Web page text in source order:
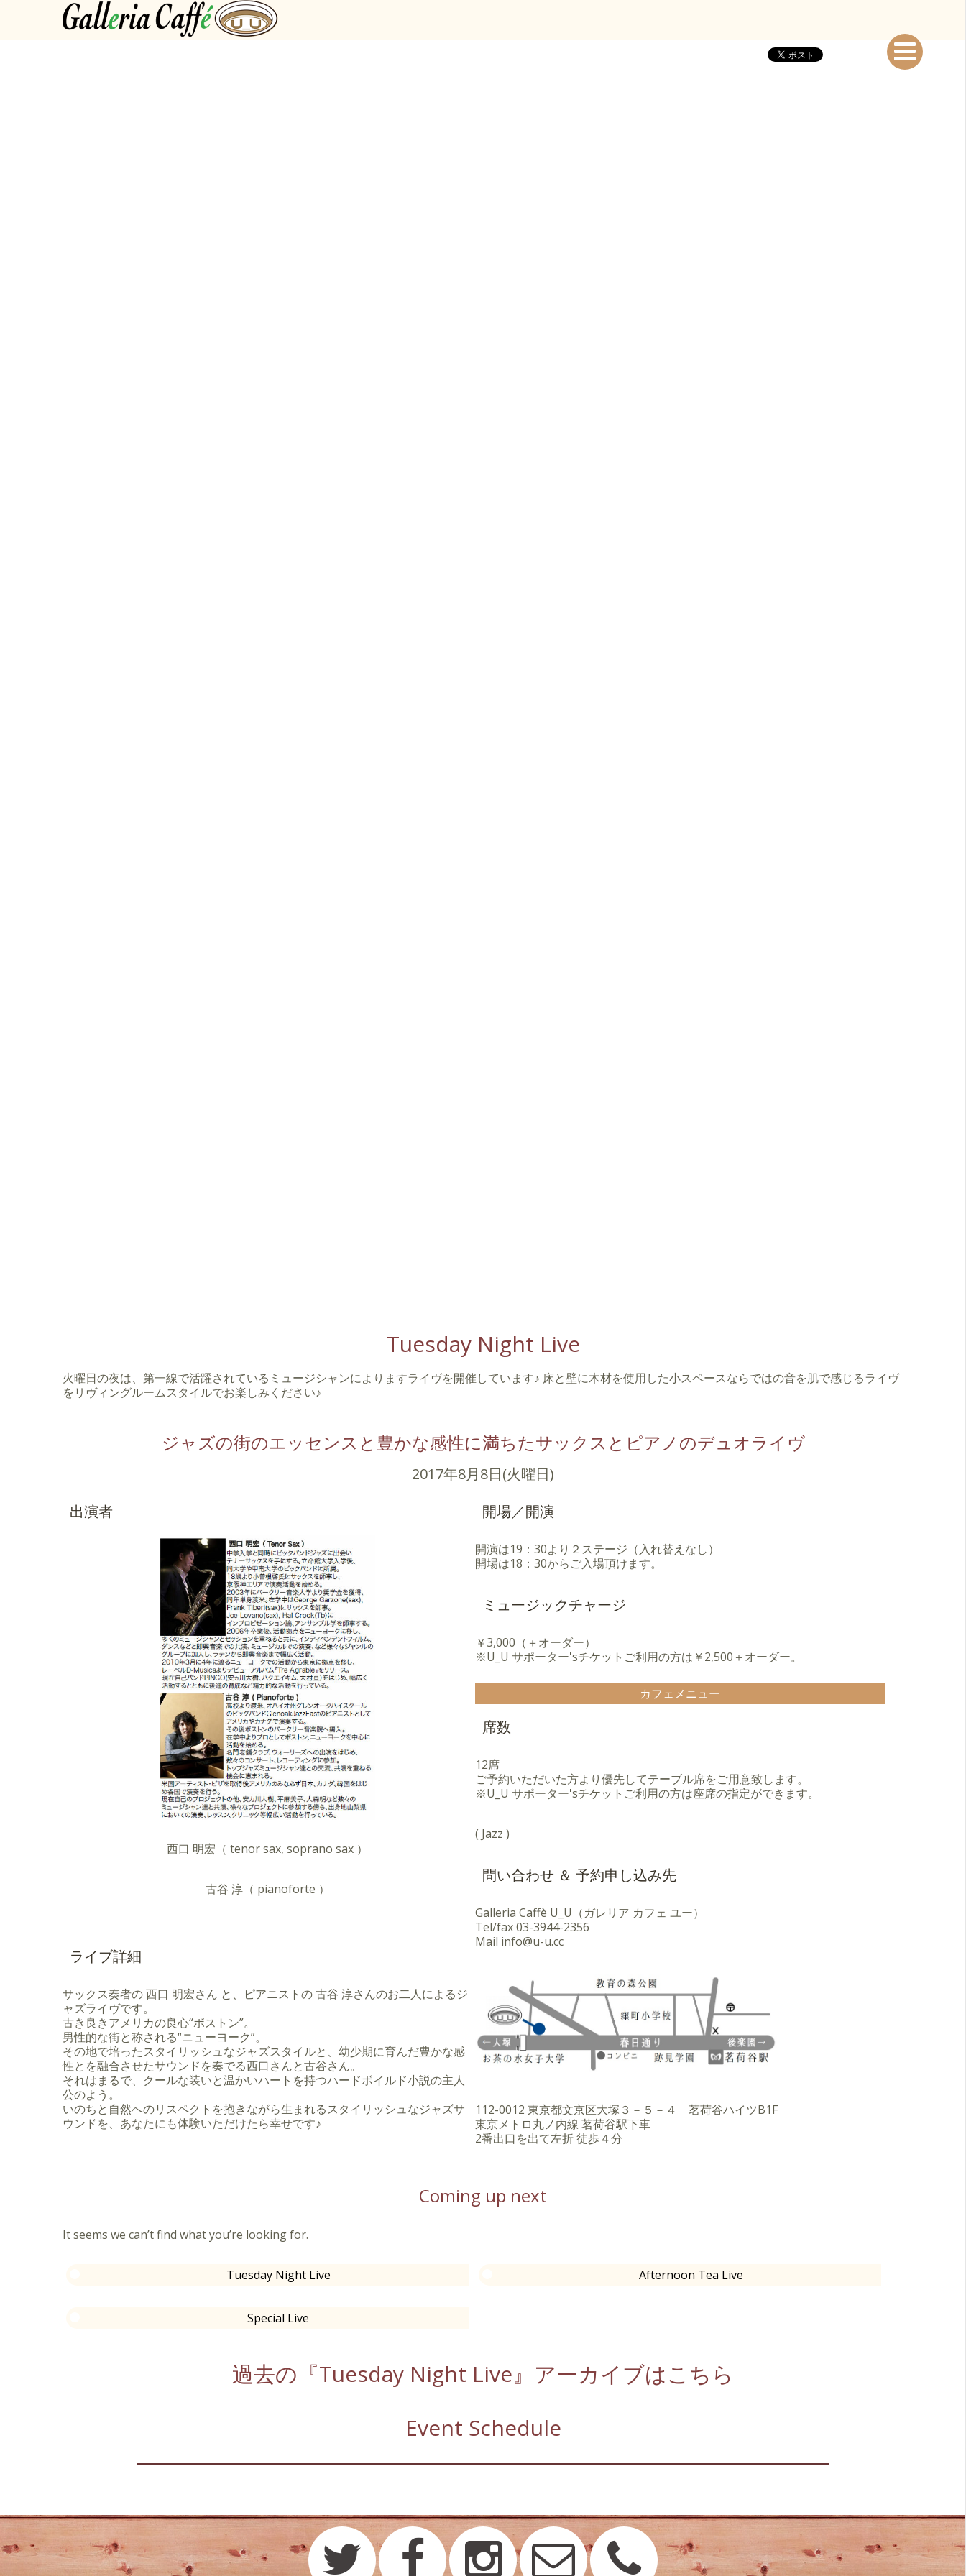
Tuesday Night Live
火曜日の夜は、第一線で活躍されているミュージシャンによりますライヴを開催しています♪ 床と壁に木材を使用した小スペースならではの音を肌で感じるライヴ
をリヴィングルームスタイルでお楽しみください♪
ジャズの街のエッセンスと豊かな感性に満ちたサックスとピアノのデュオライヴ
2017年8月8日(火曜日)
出演者
西口 明宏（ tenor sax, soprano sax ）
古谷 淳（ pianoforte ）
ライブ詳細
サックス奏者の 西口 明宏さん と、ピアニストの 古谷 淳さんのお二人によるジ
ャズライヴです。
古き良きアメリカの良心“ボストン”。
男性的な街と称される“ニューヨーク”。
その地で培ったスタイリッシュなジャズスタイルと、幼少期に育んだ豊かな感
性とを融合させたサウンドを奏でる西口さんと古谷さん。
それはまるで、クールな装いと温かいハートを持つハードボイルド小説の主人
公のよう。
いのちと自然へのリスペクトを抱きながら生まれるスタイリッシュなジャズサ
ウンドを、あなたにも体験いただけたら幸せです♪
開場／開演
開演は19：30より２ステージ（入れ替えなし）
開場は18：30からご入場頂けます。
ミュージックチャージ
￥3,000（＋オーダー）
※U_U サポーター'sチケットご利用の方は￥2,500＋オーダー。
カフェメニュー
席数
12席
ご予約いただいた方より優先してテーブル席をご用意致します。
※U_U サポーター'sチケットご利用の方は座席の指定ができます。
( Jazz )
問い合わせ ＆ 予約申し込み先
Galleria Caffè U_U（ガレリア カフェ ユー）
Tel/fax03-3944-2356
Mail info@u-u.cc
112-0012 東京都文京区大塚３－５－４ 茗荷谷ハイツB1F
東京メトロ丸ノ内線 茗荷谷駅下車
2番出口を出て左折 徒歩４分
Coming up next
It seems we can’t find what you’re looking for.
Tuesday Night Live Afternoon Tea Live
Special Live
過去の『Tuesday Night Live』アーカイブはこちら
Event Schedule